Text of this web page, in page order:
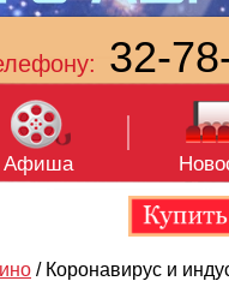
32-
Афиша
/ Коронавирус и